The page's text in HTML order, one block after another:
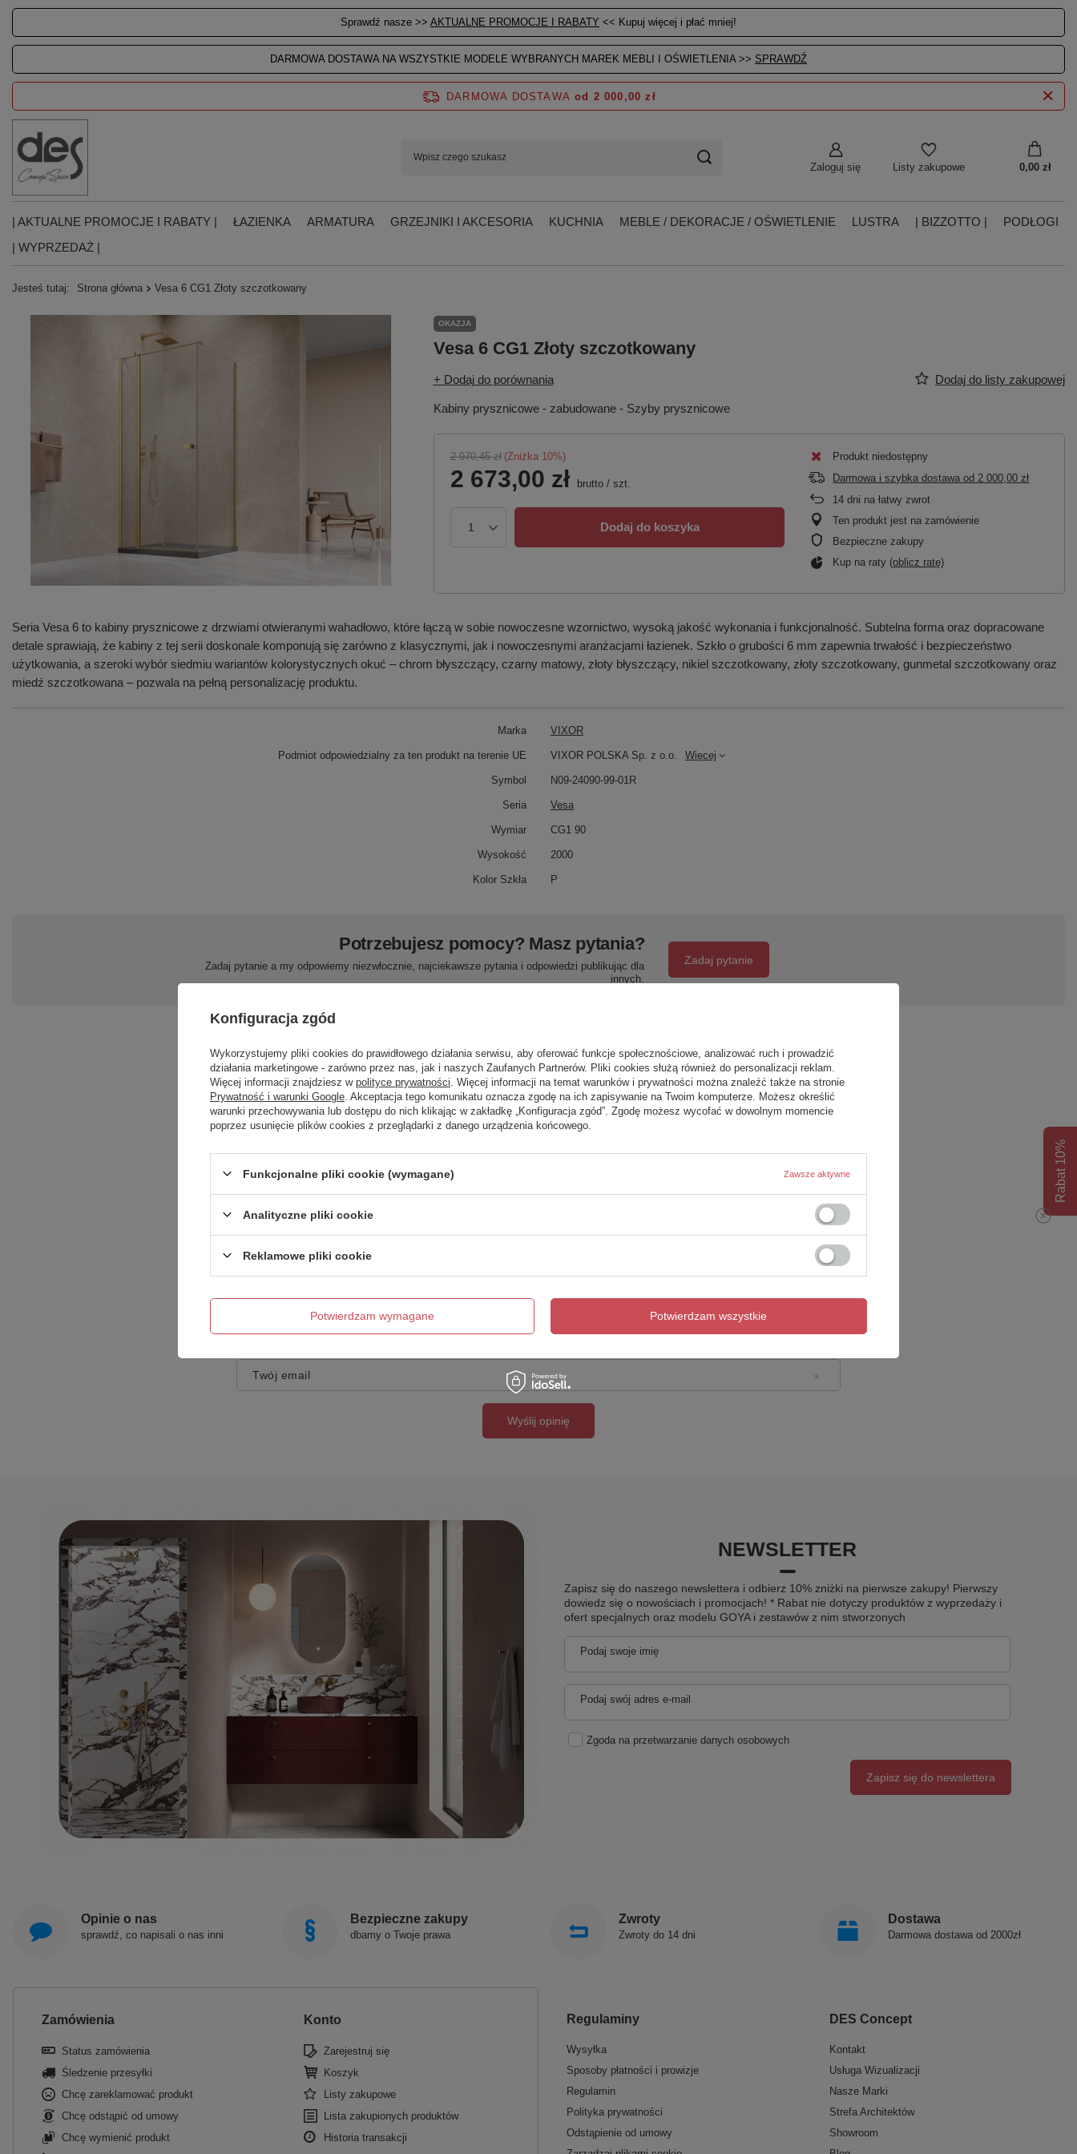
Sprawdź nasze >> AKTUALNE PROMOCJE I RABATY << Kupuj więcej i płać mniej!
DARMOWA DOSTAWA NA WSZYSTKIE MODELE WYBRANYCH MAREK MEBLI I OŚWIETLENIA >> SPRAWDŹ
Zaloguj się Listy zakupowe 0,00 zł
DARMOWA DOSTAWA od 2 000,00 zł
| AKTUALNE PROMOCJE I RABATY | ŁAZIENKA ARMATURA GRZEJNIKI I AKCESORIA KUCHNIA MEBLE / DEKORACJE / OŚWIETLENIE LUSTRA | BIZZOTTO |
PODŁOGI
| WYPRZEDAŻ |
Jesteś tutaj: Strona główna Vesa 6 CG1 Złoty szczotkowany
OKAZJA
Vesa 6 CG1 Złoty szczotkowany
+ Dodaj do porównania Dodaj do listy zakupowej
Kabiny prysznicowe - zabudowane - Szyby prysznicowe
2 970,45 zł (Zniżka 10%)
2 673,00 zł brutto/ szt.
Dodaj do koszyka
Produkt niedostępny
Darmowa i szybka dostawa od 2 000,00 zł
14 dni na łatwy zwrot
Ten produkt jest na zamówienie
Bezpieczne zakupy
Kup na raty (oblicz ratę)
Seria Vesa 6 to kabiny prysznicowe z drzwiami otwieranymi wahadłowo, które łączą w sobie nowoczesne wzornictwo, wysoką jakość wykonania i funkcjonalność. Subtelna forma oraz dopracowane
detale sprawiają, że kabiny z tej serii doskonale komponują się zarówno z klasycznymi, jak i nowoczesnymi aranżacjami łazienek. Szkło o grubości 6 mm zapewnia trwałość i bezpieczeństwo
użytkowania, a szeroki wybór siedmiu wariantów kolorystycznych okuć – chrom błyszczący, czarny matowy, złoty błyszczący, nikiel szczotkowany, złoty szczotkowany, gunmetal szczotkowany oraz
miedź szczotkowana – pozwala na pełną personalizację produktu.
Marka VIXOR
Podmiot odpowiedzialny za ten produkt na terenie UE VIXOR POLSKA Sp. z o.o. Więcej
Symbol N09-24090-99-01R
Seria Vesa
Wymiar CG1 90
Wysokość 2000
Kolor Szkła P
Potrzebujesz pomocy? Masz pytania?
Zadaj pytanie a my odpowiemy niezwłocznie, najciekawsze pytania i odpowiedzi publikując dla
innych.
Zadaj pytanie
Napisz swoją opinię
Twoja ocena:
5/5
Treść twojej opinii
Dodaj własne zdjęcie produktu:
Twoje imię
Twój email
Wyślij opinię
NEWSLETTER
Zapisz się do naszego newslettera i odbierz 10% zniżki na pierwsze zakupy! Pierwszy
dowiedz się o nowościach i promocjach! * Rabat nie dotyczy produktów z wyprzedaży i
ofert specjalnych oraz modelu GOYA i zestawów z nim stworzonych
Podaj swoje imię
Podaj swój adres e-mail
Zgoda na przetwarzanie danych osobowych
Zapisz się do newslettera
Opinie o nas
sprawdź, co napisali o nas inni
Bezpieczne zakupy
dbamy o Twoje prawa
Zwroty
Zwroty do 14 dni
Dostawa
Darmowa dostawa od 2000zł
Zamówienia
Status zamówienia
Śledzenie przesyłki
Chcę zareklamować produkt
Chcę odstąpić od umowy
Chcę wymienić produkt
Konto
Zarejestruj się
Koszyk
Listy zakupowe
Lista zakupionych produktów
Historia transakcji
Regulaminy
Wysyłka
Sposoby płatności i prowizje
Regulamin
Polityka prywatności
Odstąpienie od umowy
DES Concept
Kontakt
Usługa Wizualizacji
Nasze Marki
Strefa Architektów
Showroom
Rabat 10%
Konfiguracja zgód
Wykorzystujemy pliki cookies do prawidłowego działania serwisu, aby oferować funkcje społecznościowe, analizować ruch i prowadzić
działania marketingowe - zarówno przez nas, jak i naszych Zaufanych Partnerów. Pliki cookies służą również do personalizacji reklam.
Więcej informacji znajdziesz w polityce prywatności . Więcej informacji na temat warunków i prywatności można znaleźć także na stronie
Prywatność i warunki Google . Akceptacja tego komunikatu oznacza zgodę na ich zapisywanie na Twoim komputerze. Możesz określić
warunki przechowywania lub dostępu do nich klikając w zakładkę „Konfiguracja zgód”. Zgodę możesz wycofać w dowolnym momencie
poprzez usunięcie plików cookies z przeglądarki z danego urządzenia końcowego.
Funkcjonalne pliki cookie (wymagane) Zawsze aktywne
Analityczne pliki cookie
Reklamowe pliki cookie
Potwierdzam wymagane Potwierdzam wszystkie